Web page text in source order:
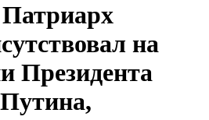
на
Президента